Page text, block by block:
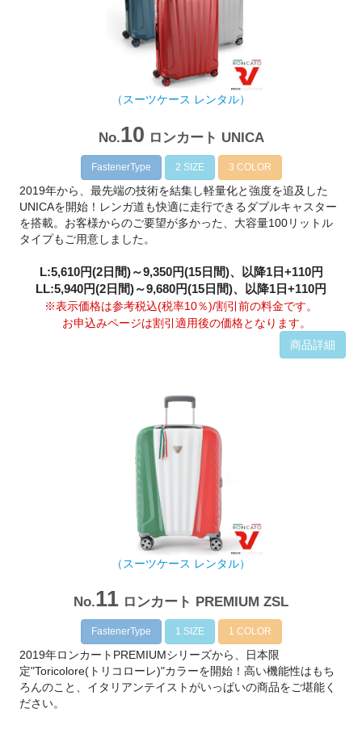
（スーツケース レンタル）
No.10 ロンカート UNICA
FastenerType 2 SIZE 3 COLOR
2019年から、最先端の技術を結集し軽量化と強度を追及した
UNICAを開始！レンガ道も快適に走行できるダブルキャスター
を搭載。お客様からのご要望が多かった、大容量100リットル
タイプもご用意しました。
L:5,610円(2日間)～9,350円(15日間)、以降1日+110円
LL:5,940円(2日間)～9,680円(15日間)、以降1日+110円
※表示価格は参考税込(税率10％)/割引前の料金です。
お申込みページは割引適用後の価格となります。
商品詳細
（スーツケース レンタル）
No.11 ロンカート PREMIUM ZSL
FastenerType 1 SIZE 1 COLOR
2019年ロンカートPREMIUMシリーズから、日本限
定"Toricolore(トリコローレ)"カラーを開始！高い機能性はもち
ろんのこと、イタリアンテイストがいっぱいの商品をご堪能く
ださい。